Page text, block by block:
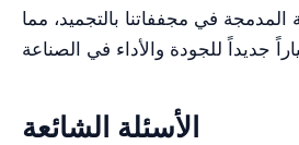
المدمجة في مجففاتنا بالتجميد، مما
الأسئلة الشائعة